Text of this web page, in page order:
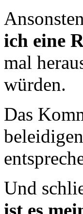
ich eine
mal
würden.
Das
Und